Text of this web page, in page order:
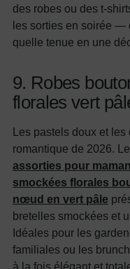
des robes ou des t-
les sorties en soirée —
quelle tenue en une
9. Robes
florales vert
Les pastels doux et
romantique de 2026.
assorties pour
smockées florales
nœud en vert pâle
bretelles smockées et
Idéales pour les
familiales ou les
à la fois élégant et